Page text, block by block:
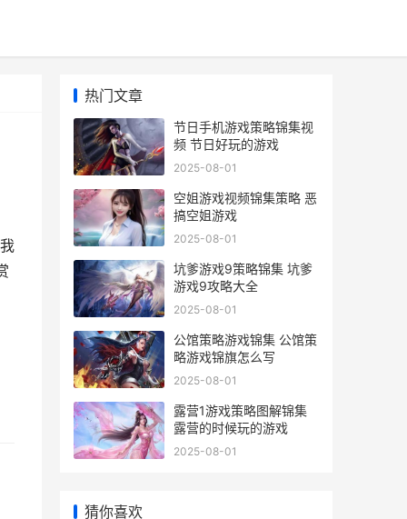
热门文章
节日手机游戏策略锦集视
频 节日好玩的游戏
2025-08-01
空姐游戏视频锦集策略 恶
搞空姐游戏
2025-08-01
坑爹游戏9策略锦集 坑爹
游戏9攻略大全
2025-08-01
公馆策略游戏锦集 公馆策
略游戏锦旗怎么写
2025-08-01
露营1游戏策略图解锦集
露营的时候玩的游戏
2025-08-01
猜你喜欢